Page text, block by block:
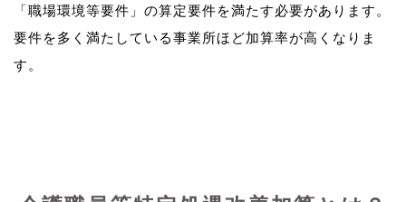
「職場環境等要件」の算定要件を満たす必要があります。
要件を多く満たしている事業所ほど加算率が高くなりま
す。